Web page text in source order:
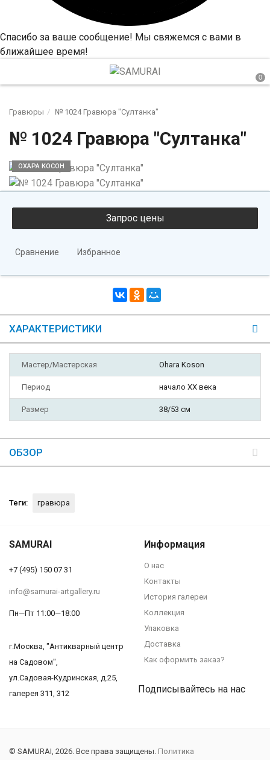
Спасибо за ваше сообщение! Мы свяжемся с вами в
ближайшее время!
Гравюры № 1024 Гравюра "Султанка"
№ 1024 Гравюра "Султанка"
ОХАРА КОСОН
Сравнение Избранное
ХАРАКТЕРИСТИКИ
Мастер/Мастерская Ohara Koson
Период начало XX века
Размер 38/53 см
ОБЗОР
Теги: гравюра
SAMURAI
+7 (495) 150 07 31
info@samurai-artgallery.ru
Пн—Пт 11:00—18:00
г.Москва, "Антикварный центр
на Садовом",
ул.Садовая-Кудринская, д.25,
галерея 311, 312
Информация
О нас
Контакты
История галереи
Коллекция
Упаковка
Доставка
Как оформить заказ?
Подписывайтесь на нас
© SAMURAI, 2026. Все права защищены. Политика